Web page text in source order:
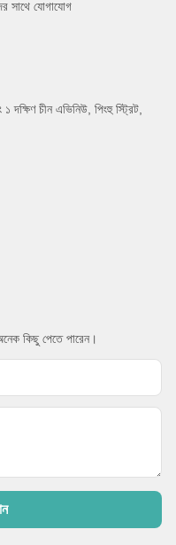
সাথে যোগাযোগ
দক্ষিণ চীন এভিনিউ, পিংহু স্ট্রিট,
কিছু পেতে পারেন।